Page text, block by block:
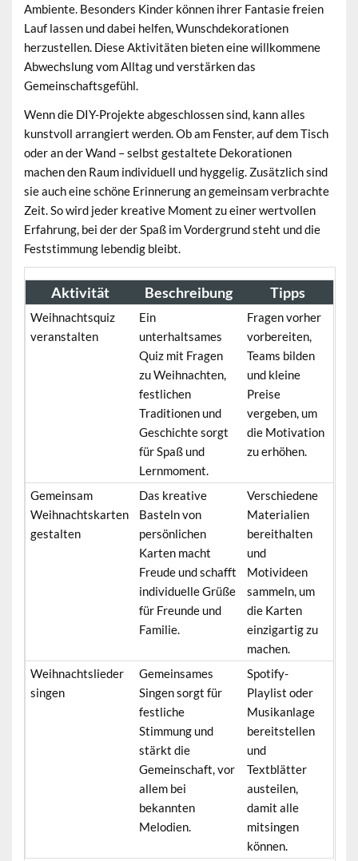
Ambiente. Besonders Kinder können ihrer Fantasie freien
Lauf lassen und dabei helfen, Wunschdekorationen
herzustellen. Diese Aktivitäten bieten eine willkommene
Abwechslung vom Alltag und verstärken das
Gemeinschaftsgefühl.
Wenn die DIY-Projekte abgeschlossen sind, kann alles
kunstvoll arrangiert werden. Ob am Fenster, auf dem Tisch
oder an der Wand – selbst gestaltete Dekorationen
machen den Raum individuell und hyggelig. Zusätzlich sind
sie auch eine schöne Erinnerung an gemeinsam verbrachte
Zeit. So wird jeder kreative Moment zu einer wertvollen
Erfahrung, bei der der Spaß im Vordergrund steht und die
Feststimmung lebendig bleibt.
Aktivität Beschreibung Tipps
Weihnachtsquiz
veranstalten
Ein
unterhaltsames
Quiz mit Fragen
zu Weihnachten,
festlichen
Traditionen und
Geschichte sorgt
für Spaß und
Lernmoment.
Fragen vorher
vorbereiten,
Teams bilden
und kleine
Preise
vergeben, um
die Motivation
zu erhöhen.
Gemeinsam
Weihnachtskarten
gestalten
Das kreative
Basteln von
persönlichen
Karten macht
Freude und schafft
individuelle Grüße
für Freunde und
Familie.
Verschiedene
Materialien
bereithalten
und
Motivideen
sammeln, um
die Karten
einzigartig zu
machen.
Weihnachtslieder
singen
Gemeinsames
Singen sorgt für
festliche
Stimmung und
stärkt die
Gemeinschaft, vor
allem bei
bekannten
Melodien.
Spotify-
Playlist oder
Musikanlage
bereitstellen
und
Textblätter
austeilen,
damit alle
mitsingen
können.